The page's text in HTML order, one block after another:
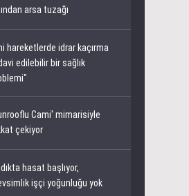
arsa tuzağı
hareketlerde idrar kaçırma
edilebilir bir sağlık
Cami' mimarisiyle
çekiyor
hasat başlıyor,
işçi yoğunluğu yok